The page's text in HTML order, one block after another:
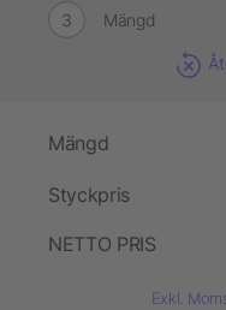
Mängd
Mängd
Styckpris
NETTO PRIS
Exkl.